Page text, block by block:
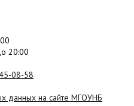
20:00
08-58
данных на сайте МГОУНБ